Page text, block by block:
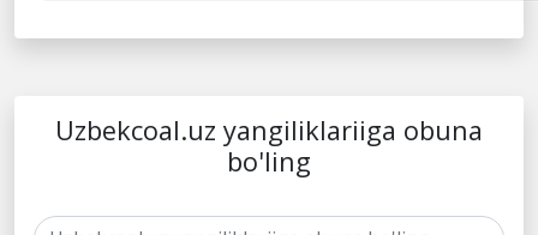
Uzbekcoal.uz yangiliklariiga obuna
bo'ling